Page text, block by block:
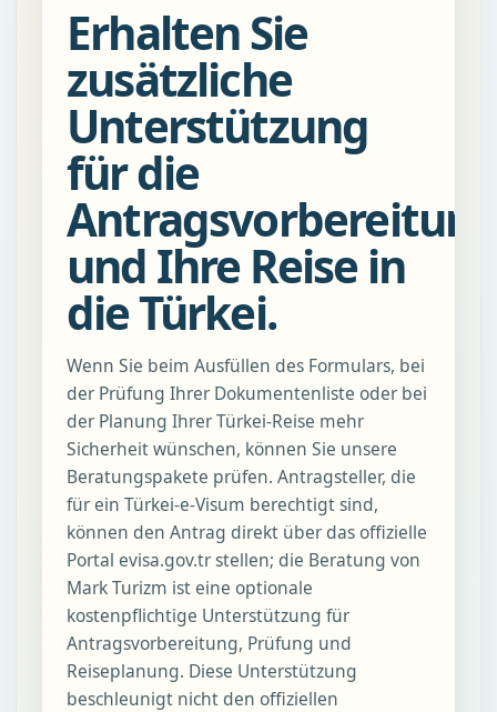
Erhalten Sie
zusätzliche
Unterstützung
für die
und Ihre Reise in
die Türkei.
Wenn Sie beim Ausfüllen des Formulars, bei
der Prüfung Ihrer Dokumentenliste oder bei
der Planung Ihrer Türkei-Reise mehr
Sicherheit wünschen, können Sie unsere
Beratungspakete prüfen. Antragsteller, die
für ein Türkei-e-Visum berechtigt sind,
können den Antrag direkt über das offizielle
Portal evisa.gov.tr stellen; die Beratung von
Mark Turizm ist eine optionale
kostenpflichtige Unterstützung für
Antragsvorbereitung, Prüfung und
Reiseplanung. Diese Unterstützung
beschleunigt nicht den offiziellen